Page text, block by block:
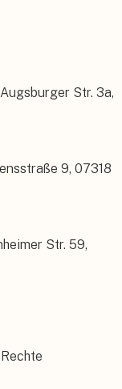
Augsburger Str. 3a,
9, 07318
Str. 59,